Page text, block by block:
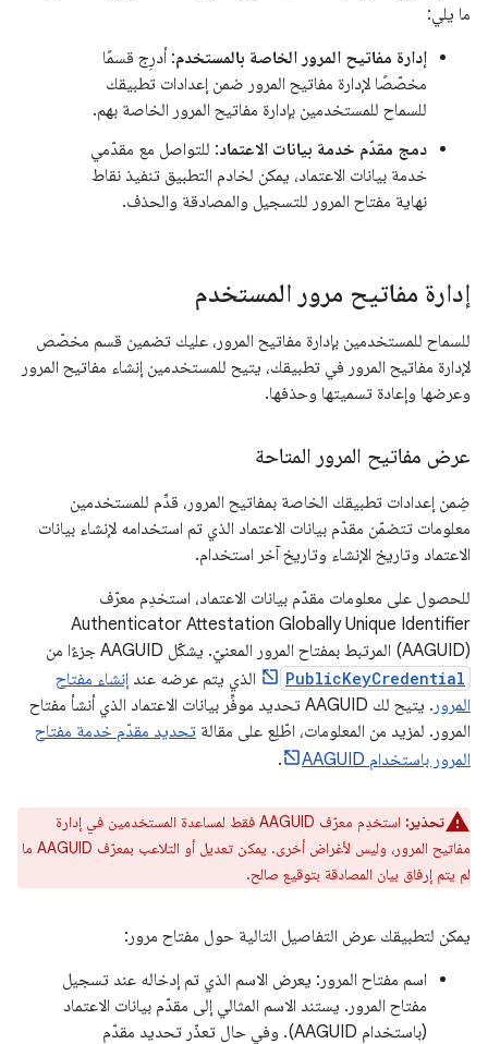
ما يلي:
إدارة مفاتيح المرور الخاصة بالمستخدم: أدرِج قسمًا
مخصّصًا لإدارة مفاتيح المرور ضمن إعدادات تطبيقك
للسماح للمستخدمين بإدارة مفاتيح المرور الخاصة بهم.
دمج مقدّم خدمة بيانات الاعتماد: للتواصل مع مقدّمي
خدمة بيانات الاعتماد، يمكن لخادم التطبيق تنفيذ نقاط
نهاية مفتاح المرور للتسجيل والمصادقة والحذف.
إدارة مفاتيح مرور المستخدم
للسماح للمستخدمين بإدارة مفاتيح المرور، عليك تضمين قسم مخصّص
لإدارة مفاتيح المرور في تطبيقك، يتيح للمستخدمين إنشاء مفاتيح المرور
وعرضها وإعادة تسميتها وحذفها.
عرض مفاتيح المرور المتاحة
ضِمن إعدادات تطبيقك الخاصة بمفاتيح المرور، قدِّم للمستخدمين
معلومات تتضمّن مقدّم بيانات الاعتماد الذي تم استخدامه لإنشاء بيانات
الاعتماد وتاريخ الإنشاء وتاريخ آخر استخدام.
للحصول على معلومات مقدّم بيانات الاعتماد، استخدِم معرّف
Authenticator Attestation Globally Unique Identifier
(AAGUID) المرتبط بمفتاح المرور المعنيّ. يشكّل AAGUID جزءًا من
PublicKeyCredential الذي يتم عرضه عند إنشاء مفتاح
المرور
. يتيح لك AAGUID تحديد موفِّر بيانات الاعتماد الذي أنشأ مفتاح
المرور. لمزيد من المعلومات، اطّلِع على مقالة تحديد مقدّم خدمة مفتاح
المرور باستخدام AAGUID
.
تحذير:
استخدِم معرّف AAGUID فقط لمساعدة المستخدمين في إدارة
مفاتيح المرور، وليس لأغراض أخرى. يمكن تعديل أو التلاعب بمعرّف AAGUID ما
لم يتم إرفاق بيان المصادقة بتوقيع صالح.
يمكن لتطبيقك عرض التفاصيل التالية حول مفتاح مرور:
اسم مفتاح المرور: يعرض الاسم الذي تم إدخاله عند تسجيل
مفتاح المرور. يستند الاسم المثالي إلى مقدّم بيانات الاعتماد
(باستخدام AAGUID). وفي حال تعذّر تحديد مقدّم